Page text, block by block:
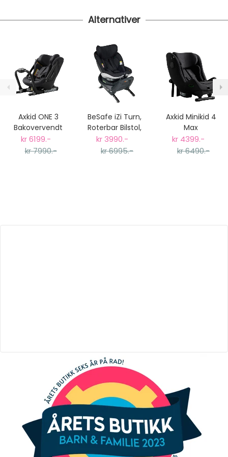
Alternativer
Axkid ONE 3
Bakovervendt
Bilstol, Coastal
Storm Black
kr 6199.-
kr 7990.-
BeSafe iZi Turn,
Roterbar Bilstol,
Fresh Black Cab
kr 3990.-
kr 6995.-
Axkid Minikid 4
Max
Bakovervendt
Bilstol, Coastal
kr 4399.-
kr 6490.-